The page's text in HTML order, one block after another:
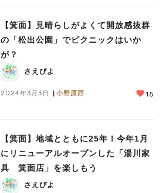
【箕面】見晴らしがよくて開放感抜群
の「松出公園」でピクニックはいか
が？
さえぴよ
2024年3月3日 小野原西 15
【箕面】地域とともに25年！今年1月
にリニューアルオープンした「湯川家
具 箕面店」を楽しもう
さえぴよ